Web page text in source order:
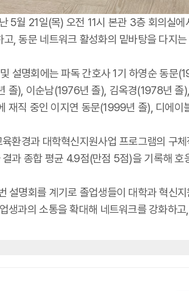
5월 21일(목) 오전 11시 본관 3층 회의실
, 동문 네트워크 활성화의 밑바탕을 다지
설명회에는 파독 간호사 1기 하영순 동
졸), 이순남(1976년 졸), 김옥경(1978년
재직 중인 이지연 동문(1999년 졸), 디에
환경과 대학혁신지원사업 프로그램의 구
과 종합 평균 4.9점(만점 5점)을 기록해 호
설명회를 계기로 졸업생들이 대학과 혁신
생과의 소통을 확대해 네트워크를 강화하